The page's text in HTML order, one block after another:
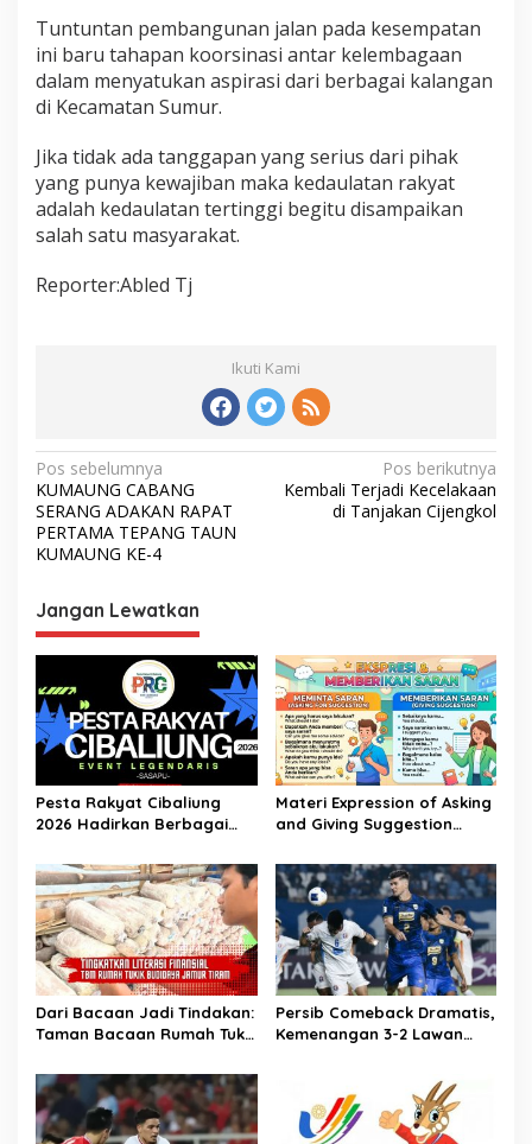
Tuntuntan pembangunan jalan pada kesempatan
ini baru tahapan koorsinasi antar kelembagaan
dalam menyatukan aspirasi dari berbagai kalangan
di Kecamatan Sumur.
Jika tidak ada tanggapan yang serius dari pihak
yang punya kewajiban maka kedaulatan rakyat
adalah kedaulatan tertinggi begitu disampaikan
salah satu masyarakat.
Reporter:Abled Tj
Ikuti Kami
Navigasi
pos
Pos sebelumnya
KUMAUNG CABANG
SERANG ADAKAN RAPAT
PERTAMA TEPANG TAUN
KUMAUNG KE-4
Pos berikutnya
Kembali Terjadi Kecelakaan
di Tanjakan Cijengkol
Jangan Lewatkan
Pesta Rakyat Cibaliung
2026 Hadirkan Berbagai
Materi Expression of Asking
and Giving Suggestion
Kelas 11
Dari Bacaan Jadi Tindakan:
Taman Bacaan Rumah Tukik
Budidaya Jamur Tiram di
Ujung Kulon
Persib Comeback Dramatis,
Kemenangan 3-2 Lawan